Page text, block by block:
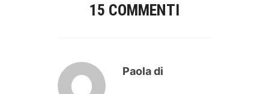
15 COMMENTI
Paola di